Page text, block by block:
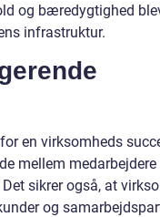
og bæredygtighed
infrastruktur.
en virksomheds
mellem medarbejdere
sikrer også, at
og